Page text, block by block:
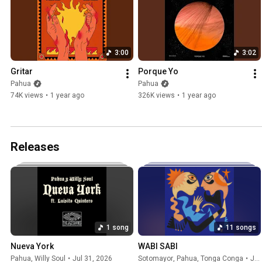
3:00
Gritar
Pahua
74K views • 1 year ago
3:02
Porque Yo
Pahua
326K views • 1 year ago
Releases
1 song
Nueva York
Pahua, Willy Soul • Jul 31, 2026
11 songs
WABI SABI
Sotomayor, Pahua, Tonga Conga •
Jul 2, 2026